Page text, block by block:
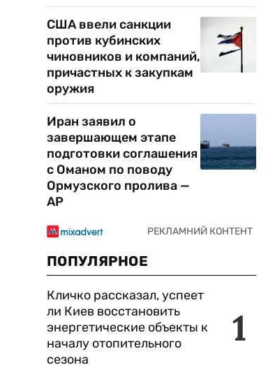
США ввели санкции
против кубинских
чиновников и компаний,
причастных к закупкам
оружия
Иран заявил о
завершающем этапе
подготовки соглашения
с Оманом по поводу
Ормузского пролива —
AP
ПОПУЛЯРНОЕ
1
Кличко рассказал, успеет
ли Киев восстановить
энергетические объекты к
началу отопительного
сезона